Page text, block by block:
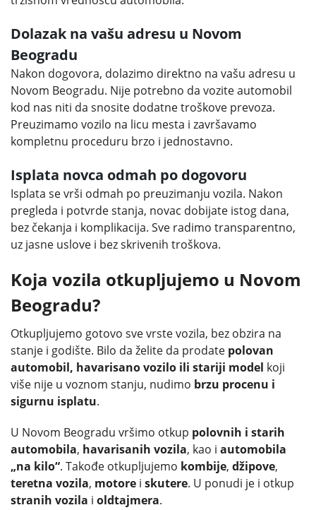
Dolazak na vašu adresu u Novom
Beogradu
Nakon dogovora, dolazimo direktno na vašu adresu u
Novom Beogradu. Nije potrebno da vozite automobil
kod nas niti da snosite dodatne troškove prevoza.
Preuzimamo vozilo na licu mesta i završavamo
kompletnu proceduru brzo i jednostavno.
Isplata novca odmah po dogovoru
Isplata se vrši odmah po preuzimanju vozila. Nakon
pregleda i potvrde stanja, novac dobijate istog dana,
bez čekanja i komplikacija. Sve radimo transparentno,
uz jasne uslove i bez skrivenih troškova.
Koja vozila otkupljujemo u Novom
Beogradu?
Otkupljujemo gotovo sve vrste vozila, bez obzira na
stanje i godište. Bilo da želite da prodate polovan
automobil, havarisano vozilo ili stariji model koji
više nije u voznom stanju, nudimo brzu procenu i
sigurnu isplatu.
U Novom Beogradu vršimo otkup polovnih i starih
automobila, havarisanih vozila, kao i automobila
„na kilo“. Takođe otkupljujemo kombije, džipove,
teretna vozila, motore i skutere. U ponudi je i otkup
stranih vozila i oldtajmera.